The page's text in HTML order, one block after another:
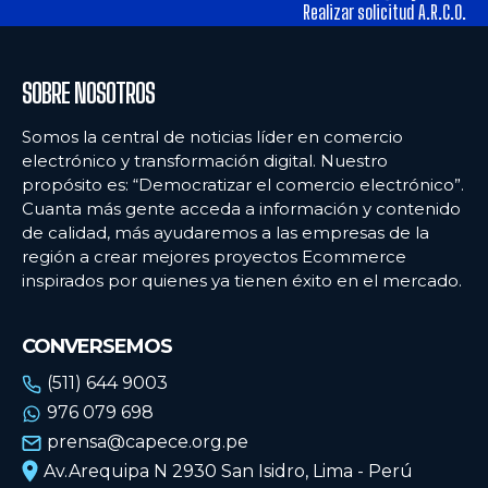
Ecommercenews
PERÚ
ARGENTINA
BOLIVIA
CHILE
ECUADOR
MÉXICO
URUGUAY
VENEZUELA
Ecommercenews
PERÚ
ARGENTINA
BOLIVIA
CHILE
ECUADOR
MÉXICO
URUGUAY
VENEZUELA
Realizar solicitud A.R.C.O.
SOBRE NOSOTROS
Somos la central de noticias líder en comercio
electrónico y transformación digital. Nuestro
propósito es: “Democratizar el comercio electrónico”.
Cuanta más gente acceda a información y contenido
de calidad, más ayudaremos a las empresas de la
región a crear mejores proyectos Ecommerce
inspirados por quienes ya tienen éxito en el mercado.
CONVERSEMOS
(511) 644 9003
976 079 698
prensa@capece.org.pe
Av.Arequipa N 2930 San Isidro, Lima - Perú